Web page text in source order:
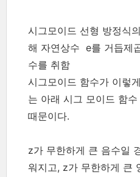
시그모이드 선형 방정식
해 자연상수 e를 거듭제
수를 취함
시그모이드 함수가 이렇
는 아래 시그 모이드 함
때문이다.
z가 무한하게 큰 음수일
워지고, z가 무한하게 큰